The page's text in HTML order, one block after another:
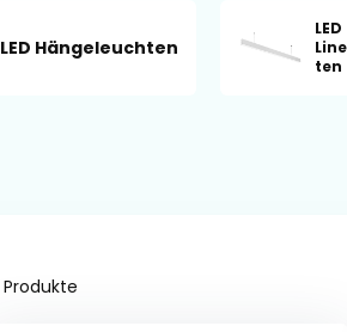
LED Hängeleuchten
LED
ten
Produkte